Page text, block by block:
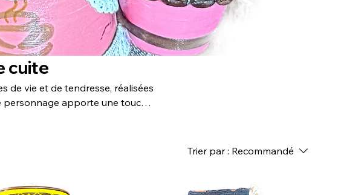
cuite
de vie et de tendresse, réalisées
personnage apporte une touche
Trier par : Recommandé